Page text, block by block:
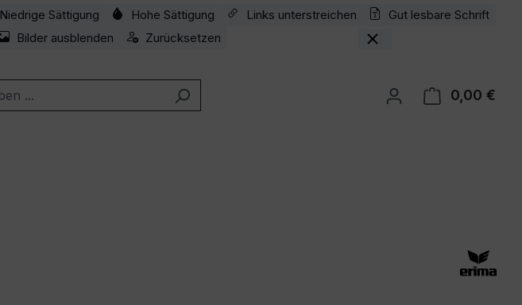
Niedrige Sättigung Hohe Sättigung Links unterstreichen
Gut lesbare Schrift
Bilder ausblenden Zurücksetzen
0,00 €